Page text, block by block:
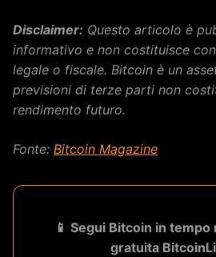
Disclaimer: Questo articolo è
informativo e non costituisce
legale o fiscale. Bitcoin è un
previsioni di terze parti non
rendimento futuro.
Fonte: Bitcoin Magazine
📱 Segui Bitcoin in
gratuita